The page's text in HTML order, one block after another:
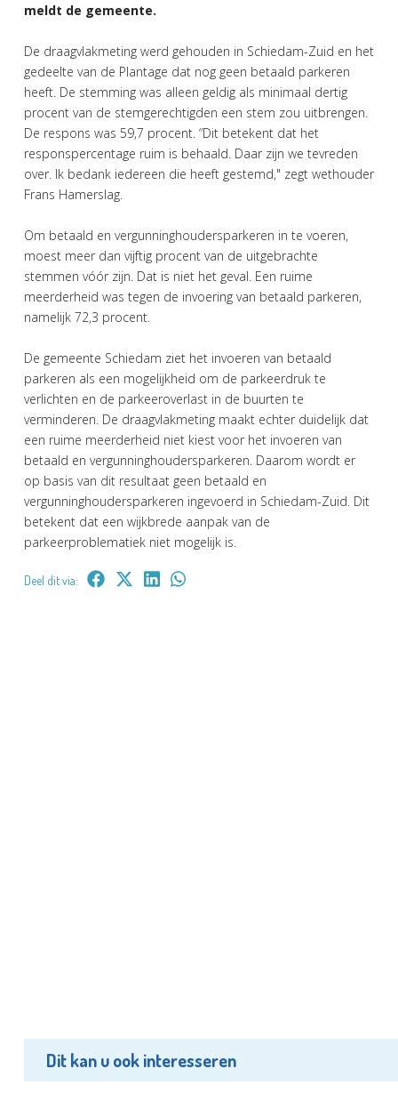
meldt de gemeente.
De draagvlakmeting werd gehouden in Schiedam-Zuid en het
gedeelte van de Plantage dat nog geen betaald parkeren
heeft. De stemming was alleen geldig als minimaal dertig
procent van de stemgerechtigden een stem zou uitbrengen.
De respons was 59,7 procent. “Dit betekent dat het
responspercentage ruim is behaald. Daar zijn we tevreden
over. Ik bedank iedereen die heeft gestemd," zegt wethouder
Frans Hamerslag.
Om betaald en vergunninghoudersparkeren in te voeren,
moest meer dan vijftig procent van de uitgebrachte
stemmen vóór zijn. Dat is niet het geval. Een ruime
meerderheid was tegen de invoering van betaald parkeren,
namelijk 72,3 procent.
De gemeente Schiedam ziet het invoeren van betaald
parkeren als een mogelijkheid om de parkeerdruk te
verlichten en de parkeeroverlast in de buurten te
verminderen. De draagvlakmeting maakt echter duidelijk dat
een ruime meerderheid niet kiest voor het invoeren van
betaald en vergunninghoudersparkeren. Daarom wordt er
op basis van dit resultaat geen betaald en
vergunninghoudersparkeren ingevoerd in Schiedam-Zuid. Dit
betekent dat een wijkbrede aanpak van de
parkeerproblematiek niet mogelijk is.
Deel dit via:
Dit kan u ook interesseren